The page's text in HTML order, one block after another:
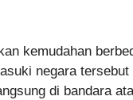
kemudahan
negara
di bandara